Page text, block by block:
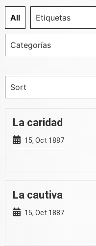
All Etiquetas
Categorías
Sort
La caridad
15, Oct 1887
La cautiva
15, Oct 1887